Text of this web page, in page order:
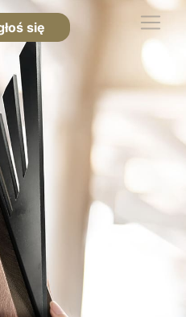
się